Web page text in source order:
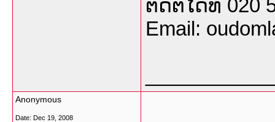
ຕິດຕໍ່ໄດ້ທີ່ 020
Email:
Anonymous
Date: Dec 19, 2008